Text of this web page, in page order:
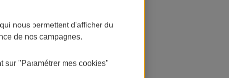
nous permettent d'afficher du
de nos campagnes.
sur "Paramétrer mes cookies"